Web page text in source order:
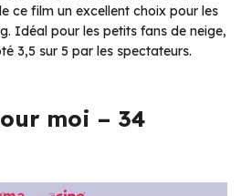
ce film un excellent choix pour les
Idéal pour les petits fans de neige,
3,5 sur 5 par les spectateurs.
moi – 34